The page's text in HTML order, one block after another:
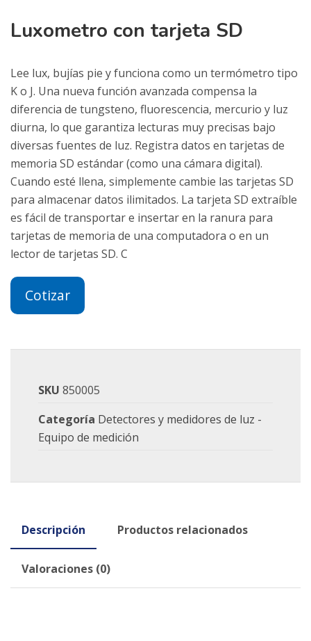
Luxometro con tarjeta SD
Lee lux, bujías pie y funciona como un termómetro tipo
K o J. Una nueva función avanzada compensa la
diferencia de tungsteno, fluorescencia, mercurio y luz
diurna, lo que garantiza lecturas muy precisas bajo
diversas fuentes de luz. Registra datos en tarjetas de
memoria SD estándar (como una cámara digital).
Cuando esté llena, simplemente cambie las tarjetas SD
para almacenar datos ilimitados. La tarjeta SD extraíble
es fácil de transportar e insertar en la ranura para
tarjetas de memoria de una computadora o en un
lector de tarjetas SD. C
Cotizar
SKU 850005
Categoría Detectores y medidores de luz -
Equipo de medición
Descripción Productos relacionados
Valoraciones (0)